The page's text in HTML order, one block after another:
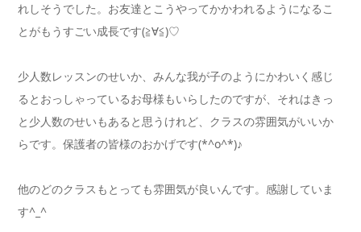
れしそうでした。お友達とこうやってかかわれるようになるこ
とがもうすごい成長です(≧∀≦)♡
少人数レッスンのせいか、みんな我が子のようにかわいく感じ
るとおっしゃっているお母様もいらしたのですが、それはきっ
と少人数のせいもあると思うけれど、クラスの雰囲気がいいか
らです。保護者の皆様のおかげです(*^o^*)♪
他のどのクラスもとっても雰囲気が良いんです。感謝していま
す^_^